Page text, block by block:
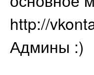
http://
Админы :)